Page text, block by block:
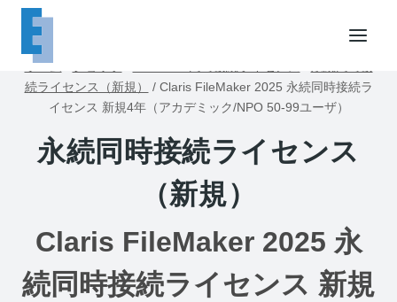
ホーム
続ライセンス（新規）
/ Claris FileMaker 2025 永続同時接続ラ
イセンス 新規4年（アカデミック/NPO 50-99ユーザ）
永続同時接続ライセンス
（新規）
Claris FileMaker 2025 永
続同時接続ライセンス 新規